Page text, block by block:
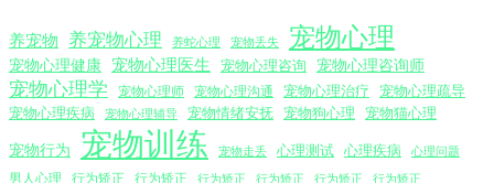
养宠物 养宠物心理 养蛇心理 宠物丢失 宠物心理
宠物心理健康 宠物心理医生 宠物心理咨询 宠物心理咨询师
宠物心理学 宠物心理师 宠物心理沟通 宠物心理治疗
宠物心理疏导
宠物心理疾病
宠物心理辅导 宠物情绪安抚 宠物狗心理 宠物猫心理
宠物行为 宠物训练 宠物走丢 心理测试 心理疾病 心理问题
男人心理 行为矫正 行为矫正 行为矫正 行为矫正 行为矫正 行为矫正